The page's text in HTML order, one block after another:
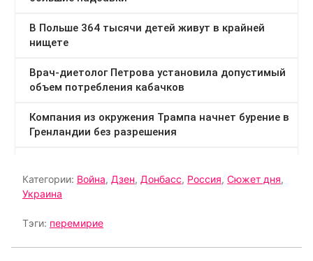
Категории: Война, Дзен, Донбасс, Россия, Сюжет дня,
Украина
Тэги: перемирие